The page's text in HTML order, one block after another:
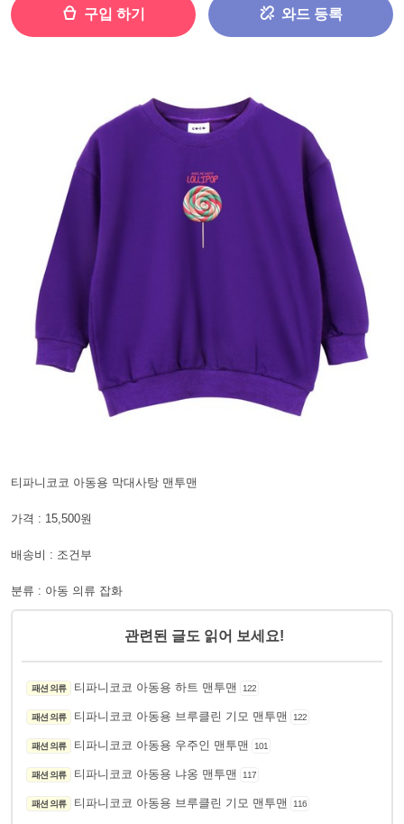
구입 하기 와드 등록
티파니코코 아동용 막대사탕 맨투맨
가격 : 15,500원
배송비 : 조건부
분류 : 아동 의류 잡화
관련된 글도 읽어 보세요!
패션 의류 티파니코코 아동용 하트 맨투맨 122
패션 의류 티파니코코 아동용 브루클린 기모 맨투맨 122
패션 의류 티파니코코 아동용 우주인 맨투맨 101
패션 의류 티파니코코 아동용 냐옹 맨투맨 117
패션 의류 티파니코코 아동용 브루클린 기모 맨투맨 116